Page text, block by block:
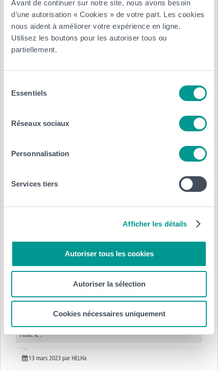
Avant de continuer sur notre site, nous avons besoin
d’une autorisation « Cookies » de votre part. Les cookies
nous aident à améliorer votre expérience en ligne.
Utilisez les boutons pour les autoriser tous ou
partiellement.
Essentiels
Réseaux sociaux
Personnalisation
Services tiers
Afficher les détails
Autoriser tous les cookies
Autoriser la sélection
Cookies nécessaires uniquement
recherche collaborative.
La Matinale du 17 avril sera l’opportunité de présenter ces
résultats et dequestionner la participation à un groupe de
recherche collaborative comme levier de développement
professionnel.
ou sur
, à vous de choisir !
>>> Je m’inscris à la Matinale du lundi 17 avril 2023.
Contact et infos supplémentaires :
Céline Mousset –
Posté le :
13 mars 2023 par HELHa